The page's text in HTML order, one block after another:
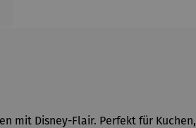
mit Disney-Flair. Perfekt für